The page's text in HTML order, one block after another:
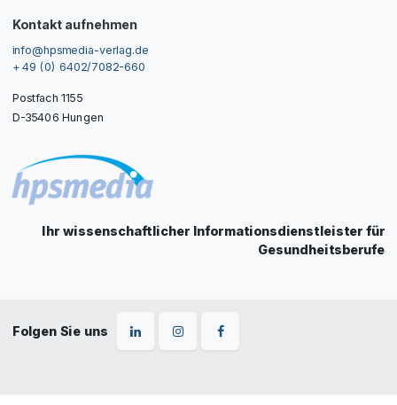
Kontakt aufnehmen
info@hpsmedia-verlag.de
+ 49 (0) 6402/7082-660
Postfach 1155
D-35406 Hungen
Ihr wissenschaftlicher Informationsdienstleister für
Gesundheitsberufe
Folgen Sie uns